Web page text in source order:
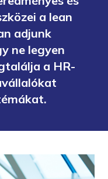
a lean
adjunk
ne legyen
a HR-